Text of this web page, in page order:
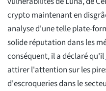
crypto maintenant en
analyse d'une telle plate-
solide réputation dans les
conséquent, il a déclaré qu'il
attirer l'attention sur les
d'escroqueries dans le